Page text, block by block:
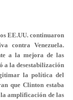
EE.UU. continuaron
contra Venezuela.
a la mejora de las
a la desestabilización
la política del
que Clinton estaba
amplificación de las